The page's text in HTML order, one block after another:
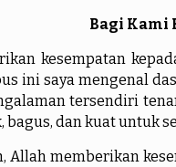
Bagi Kami
kesempatan
ini saya mengenal
tersendiri
bagus, dan kuat untuk
memberikan